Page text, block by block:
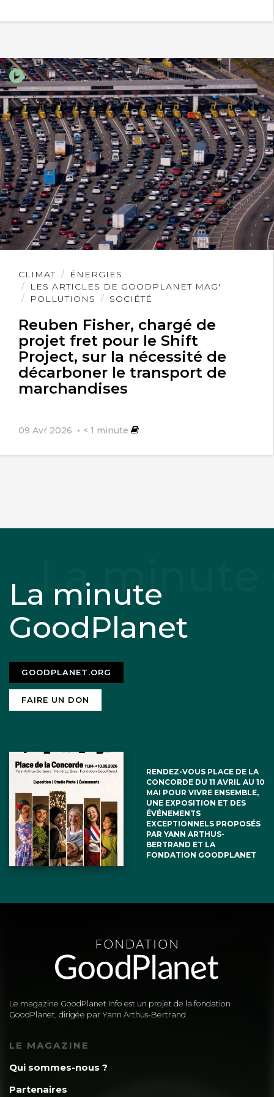
stockage de l’électricite envisagé par
l’hydrogène se mette en place. Ceci
aussi en expliquant que la France
reconnaît son erreur en ce qui
concerne la consommation avec l’effet
joule et va cesser le gâchis énergétique
actuel à ce niveau en s’orientant vers la
climatisation et le chauffage
thermodynamique de l’habitat.
Cela vu que ces nouvelles chaînes
énergétiques sont plus simples, moins
coûteuses, moins dangereuses et
rapide. Dernier avantage
particulièremnt utile à l’aube du
réchauffement climatique
énergétiques on plutôt tendance à
Rien n’est simple Michel
L’Allemagne qui l’a compris ne met pas
tous ses œufs dans le meme panier.
Voir à ce sujet la page 35 de
http://www.infoenergie.eu/riv+ener/
bonne et que la France ferait bien de
suivre son exemple
Dans un premier temps la vérité
CLIMAT
ÉNERGIES
LES ARTICLES DE GOODPLANET MAG'
POLLUTIONS
SOCIÉTÉ
Reuben Fisher, chargé de
projet fret pour le Shift
Project, sur la nécessité de
décarboner le transport de
marchandises
09 Avr 2026 < 1 minute
Lire
l'article
La minute
GoodPlanet
GOODPLANET.ORG
FAIRE UN DON
RENDEZ-VOUS PLACE DE LA
CONCORDE DU 11 AVRIL AU 10
MAI POUR VIVRE ENSEMBLE,
UNE EXPOSITION ET DES
ÉVÉNEMENTS
EXCEPTIONNELS PROPOSÉS
PAR YANN ARTHUS-
BERTRAND ET LA
FONDATION GOODPLANET
Le magazine GoodPlanet Info est un projet de la fondation
GoodPlanet, dirigée par Yann Arthus-Bertrand
LE MAGAZINE
Qui sommes-nous ?
Partenaires